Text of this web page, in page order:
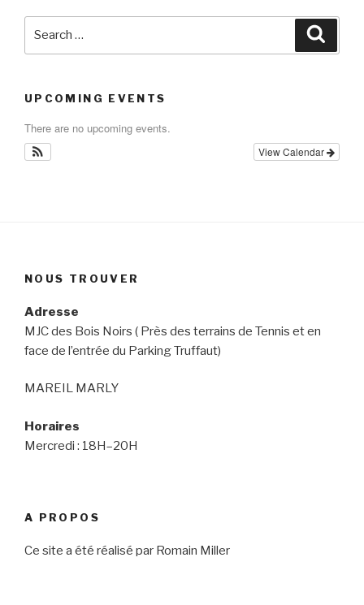
UPCOMING EVENTS
There are no upcoming events.
View Calendar
NOUS TROUVER
Adresse
MJC des Bois Noirs ( Près des terrains de Tennis et en
face de l’entrée du Parking Truffaut)
MAREIL MARLY
Horaires
Mercredi : 18H–20H
A PROPOS
Ce site a été réalisé par Romain Miller